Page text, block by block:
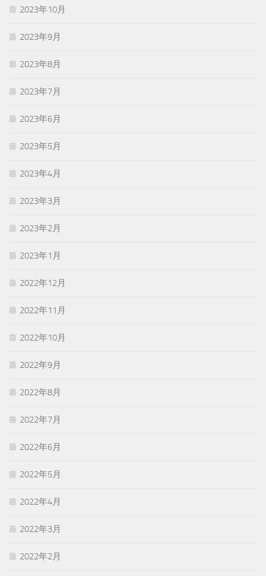
2023年10月
2023年9月
2023年8月
2023年7月
2023年6月
2023年5月
2023年4月
2023年3月
2023年2月
2023年1月
2022年12月
2022年11月
2022年10月
2022年9月
2022年8月
2022年7月
2022年6月
2022年5月
2022年4月
2022年3月
2022年2月